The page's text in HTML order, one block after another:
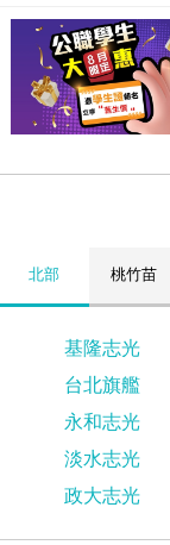
北部 桃竹苗
基隆志光
台北旗艦
永和志光
淡水志光
政大志光